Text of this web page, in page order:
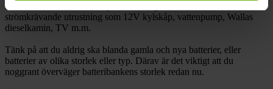
kabeldimension mellan solpanel och regulator samt till
strömkrävande utrustning som 12V kylskåp, vattenpump, Wallas
dieselkamin, TV m.m.
Tänk på att du aldrig ska blanda gamla och nya batterier, eller
batterier av olika storlek eller typ. Därav är det viktigt att du
noggrant överväger batteribankens storlek redan nu.